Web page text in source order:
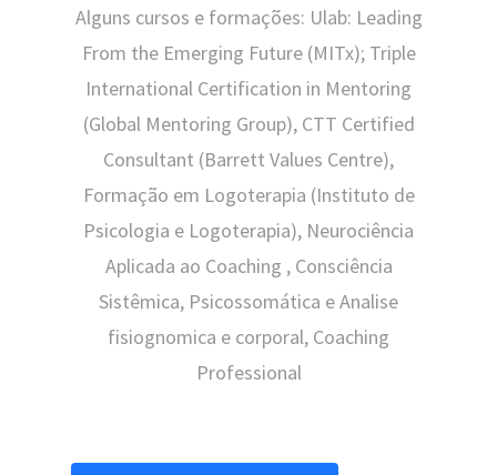
Alguns cursos e formações: Ulab: Leading
From the Emerging Future (MITx); Triple
International Certification in Mentoring
(Global Mentoring Group), CTT Certified
Consultant (Barrett Values Centre),
Formação em Logoterapia (Instituto de
Psicologia e Logoterapia), Neurociência
Aplicada ao Coaching , Consciência
Sistêmica, Psicossomática e Analise
fisiognomica e corporal, Coaching
Professional